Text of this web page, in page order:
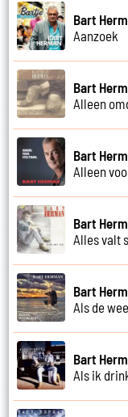
Bart
Aanzoek
Bart
Alleen
Bart
Alleen
Bart
Alles valt
Bart
Als de
Bart
Als ik